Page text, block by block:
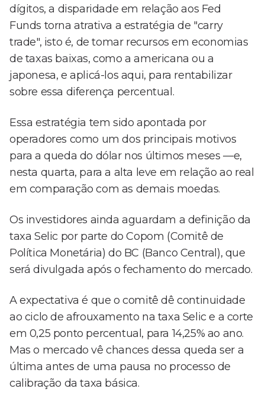
dígitos, a disparidade em relação aos Fed
Funds torna atrativa a estratégia de "carry
trade", isto é, de tomar recursos em economias
de taxas baixas, como a americana ou a
japonesa, e aplicá-los aqui, para rentabilizar
sobre essa diferença percentual.
Essa estratégia tem sido apontada por
operadores como um dos principais motivos
para a queda do dólar nos últimos meses —e,
nesta quarta, para a alta leve em relação ao real
em comparação com as demais moedas.
Os investidores ainda aguardam a definição da
taxa Selic por parte do Copom (Comitê de
Política Monetária) do BC (Banco Central), que
será divulgada após o fechamento do mercado.
A expectativa é que o comitê dê continuidade
ao ciclo de afrouxamento na taxa Selic e a corte
em 0,25 ponto percentual, para 14,25% ao ano.
Mas o mercado vê chances dessa queda ser a
última antes de uma pausa no processo de
calibração da taxa básica.